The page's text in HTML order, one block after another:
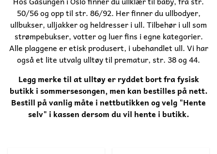
50/56 og opp til str. 86/92. Her finner du ullbodyer,
ullbukser, ulljakker og heldresser i ull. Tilbehør i ull som
strømpebukser, votter og luer fins i egne kategorier.
Alle plaggene er etisk produsert, i ubehandlet ull. Vi har
også et lite utvalg ulltøy til prematur, str. 38 og 44.
Legg merke til at ulltøy er ryddet bort fra fysisk
butikk i sommersesongen, men kan bestilles på nett.
Bestill på vanlig måte i nettbutikken og velg "Hente
selv" i kassen dersom du vil hente i butikk.